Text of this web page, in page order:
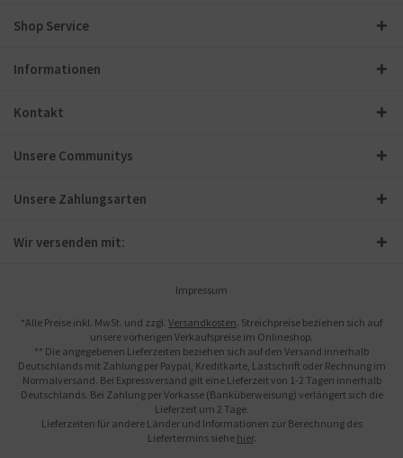
Shop Service
Informationen
Kontakt
Unsere Communitys
Unsere Zahlungsarten
Wir versenden mit:
Impressum
*Alle Preise inkl. MwSt. und zzgl. Versandkosten. Streichpreise beziehen sich auf
unsere vorherigen Verkaufspreise im Onlineshop.
** Die angegebenen Lieferzeiten beziehen sich auf den Versand innerhalb
Deutschlands mit Zahlung per Paypal, Kreditkarte, Lastschrift oder Rechnung im
Normalversand. Bei Expressversand gilt eine Lieferzeit von 1-2 Tagen innerhalb
Deutschlands. Bei Zahlung per Vorkasse (Banküberweisung) verlängert sich die
Lieferzeit um 2 Tage.
Lieferzeiten für andere Länder und Informationen zur Berechnung des
Liefertermins siehe hier.